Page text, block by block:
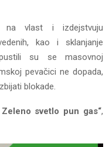
na vlast i izdejstvuju
kao i sklanjanje
su se masovnoj
pevačici ne dopada,
blokade.
svetlo pun gas“,